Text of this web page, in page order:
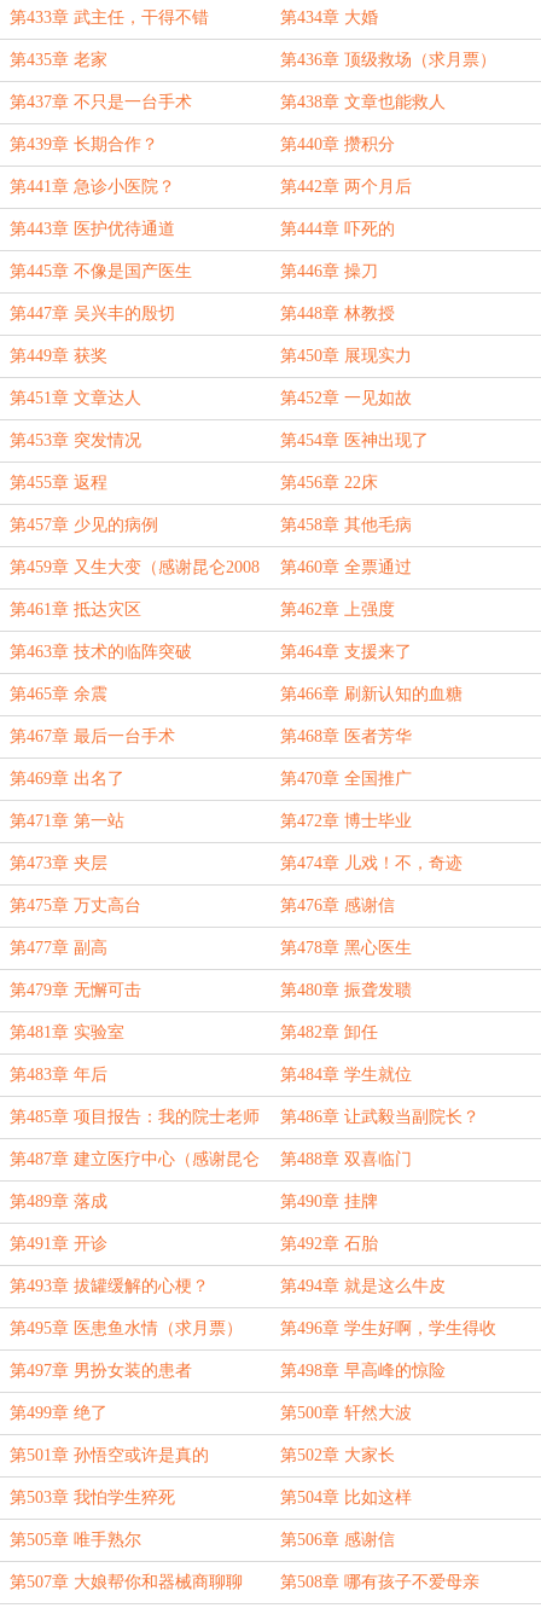
第433章 武主任，干得不错 第434章 大婚
第435章 老家 第436章 顶级救场（求月票）
第437章 不只是一台手术 第438章 文章也能救人
第439章 长期合作？ 第440章 攒积分
第441章 急诊小医院？ 第442章 两个月后
第443章 医护优待通道 第444章 吓死的
第445章 不像是国产医生 第446章 操刀
第447章 吴兴丰的殷切 第448章 林教授
第449章 获奖 第450章 展现实力
第451章 文章达人 第452章 一见如故
第453章 突发情况 第454章 医神出现了
第455章 返程 第456章 22床
第457章 少见的病例 第458章 其他毛病
第459章 又生大变（感谢昆仑2008
就位宗师）
第460章 全票通过
第461章 抵达灾区 第462章 上强度
第463章 技术的临阵突破 第464章 支援来了
第465章 余震 第466章 刷新认知的血糖
第467章 最后一台手术 第468章 医者芳华
第469章 出名了 第470章 全国推广
第471章 第一站 第472章 博士毕业
第473章 夹层 第474章 儿戏！不，奇迹
第475章 万丈高台 第476章 感谢信
第477章 副高 第478章 黑心医生
第479章 无懈可击 第480章 振聋发聩
第481章 实验室 第482章 卸任
第483章 年后 第484章 学生就位
第485章 项目报告：我的院士老师 第486章 让武毅当副院长？
第487章 建立医疗中心（感谢昆仑
2008的万里挑一打赏））
第488章 双喜临门
第489章 落成 第490章 挂牌
第491章 开诊 第492章 石胎
第493章 拔罐缓解的心梗？ 第494章 就是这么牛皮
第495章 医患鱼水情（求月票） 第496章 学生好啊，学生得收
第497章 男扮女装的患者 第498章 早高峰的惊险
第499章 绝了 第500章 轩然大波
第501章 孙悟空或许是真的 第502章 大家长
第503章 我怕学生猝死 第504章 比如这样
第505章 唯手熟尔 第506章 感谢信
第507章 大娘帮你和器械商聊聊 第508章 哪有孩子不爱母亲